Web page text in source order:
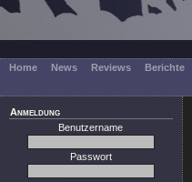
Home News Reviews Berichte
Anmeldung
Benutzername
Passwort